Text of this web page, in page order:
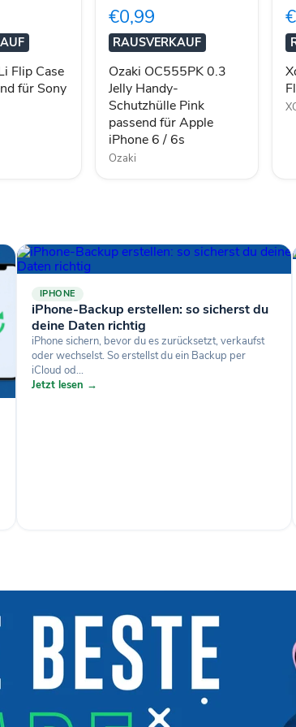
Flip Case
für Sony
Handy-
Schutzhülle
Pink
passend
für
Apple
iPhone
6
/
6s
€0,99
RAUSVERKAUF
Ozaki OC555PK 0.3
Jelly Handy-
Schutzhülle Pink
passend für Apple
iPhone 6 / 6s
Ozaki
IPHONE
iPhone-Backup erstellen: so sicherst du
deine Daten richtig
iPhone sichern, bevor du es zurücksetzt, verkaufst
oder wechselst. So erstellst du ein Backup per
iCloud od...
Jetzt lesen →